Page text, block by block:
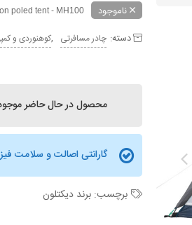
ناموجود poled tent - MH100
دسته: چادر مسافرتی ,کوهنوردی و
محصول در حال حاضر
گارانتی اصالت و سلامت
برچسب:برند دیکتلون